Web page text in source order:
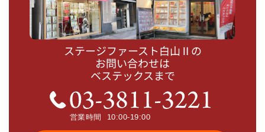
ステージファースト白山Ⅱの
お問い合わせは
ベステックスまで